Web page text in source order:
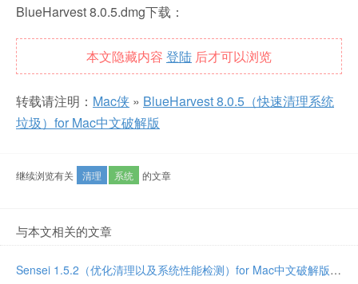
BlueHarvest 8.0.5.dmg下载：
本文隐藏内容 登陆 后才可以浏览
转载请注明： Mac侠 » BlueHarvest 8.0.5（快速清理系统
垃圾）for Mac中文破解版
继续浏览有关 清理 系统 的文章
与本文相关的文章
Sensei 1.5.2（优化清理以及系统性能检测）for Mac中文破解版